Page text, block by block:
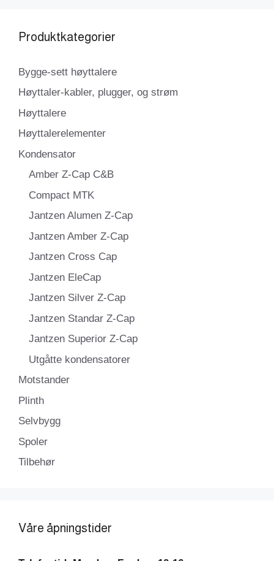
Produktkategorier
Bygge-sett høyttalere
Høyttaler-kabler, plugger, og strøm
Høyttalere
Høyttalerelementer
Kondensator
Amber Z-Cap C&B
Compact MTK
Jantzen Alumen Z-Cap
Jantzen Amber Z-Cap
Jantzen Cross Cap
Jantzen EleCap
Jantzen Silver Z-Cap
Jantzen Standar Z-Cap
Jantzen Superior Z-Cap
Utgåtte kondensatorer
Motstander
Plinth
Selvbygg
Spoler
Tilbehør
Våre åpningstider